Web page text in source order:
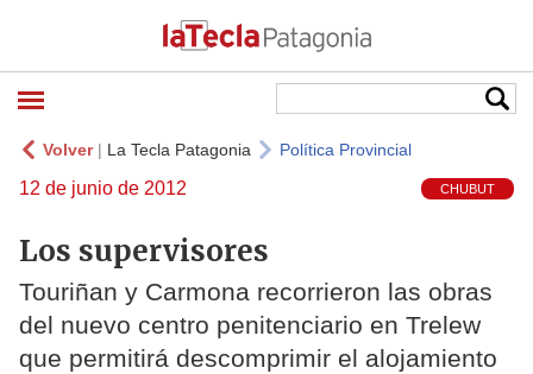
Volver| La Tecla Patagonia Política Provincial
12 de junio de 2012 CHUBUT
Los supervisores
Touriñan y Carmona recorrieron las obras
del nuevo centro penitenciario en Trelew
que permitirá descomprimir el alojamiento